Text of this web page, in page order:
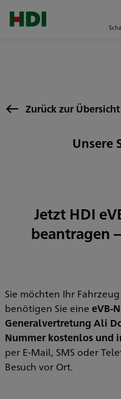
Zurück zur Übersicht
Unsere
Jetzt HDI
beantragen
Sie möchten Ihr
benötigen Sie eine eVB-
Generalvertretung Ali
Nummer kostenlos und
per E-Mail, SMS oder
Besuch vor Ort.